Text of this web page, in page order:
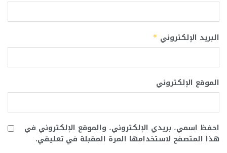
البريد الإلكتروني *
الموقع الإلكتروني
احفظ اسمي، بريدي الإلكتروني، والموقع الإلكتروني في
هذا المتصفح لاستخدامها المرة المقبلة في تعليقي.